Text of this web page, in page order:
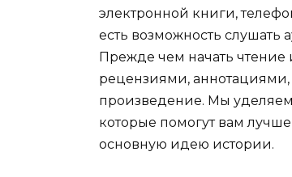
электронной книги,
есть возможность слушать
Прежде чем начать чтение
рецензиями, аннотациями,
произведение. Мы
которые помогут вам
основную идею истории.